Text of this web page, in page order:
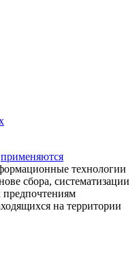
применяются
технологии
сбора, систематизации
предпочтениям
на территории